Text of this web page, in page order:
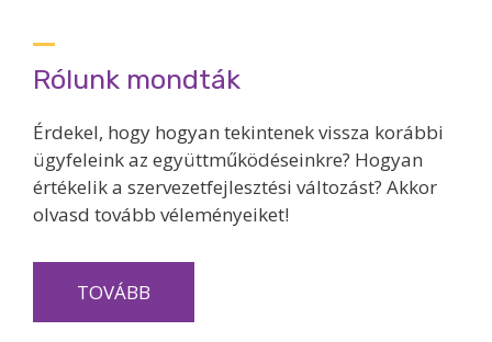
Rólunk mondták
Érdekel, hogy hogyan tekintenek vissza korábbi
ügyfeleink az együttműködéseinkre? Hogyan
értékelik a szervezetfejlesztési változást? Akkor
olvasd tovább véleményeiket!
TOVÁBB